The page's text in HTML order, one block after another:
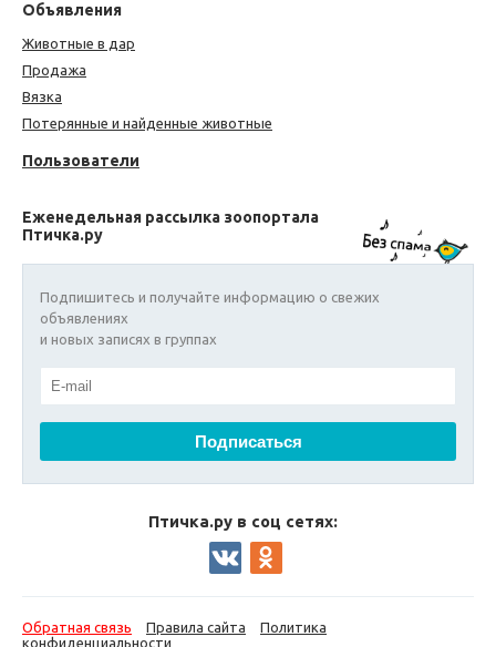
Объявления
Животные в дар
Продажа
Вязка
Потерянные и найденные животные
Пользователи
Еженедельная рассылка зоопортала
Птичка.ру
Подпишитесь и получайте информацию о свежих
объявлениях
и новых записях в группах
Птичка.ру в соц сетях:
Обратная связь Правила сайта
Политика
конфиденциальности